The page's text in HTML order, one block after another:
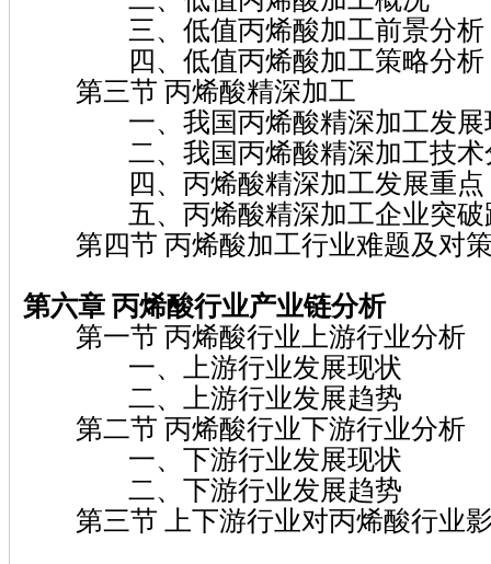
三、低值丙烯酸加工前景分析
四、低值丙烯酸加工策略分析
第三节 丙烯酸精深加工
一、我国丙烯酸精深加工发展
二、我国丙烯酸精深加工技术
四、丙烯酸精深加工发展重点
五、丙烯酸精深加工企业突破
第四节 丙烯酸加工行业难题及对
第六章 丙烯酸行业产业链分析
第一节 丙烯酸行业上游行业分析
一、上游行业发展现状
二、上游行业发展趋势
第二节 丙烯酸行业下游行业分析
一、下游行业发展现状
二、下游行业发展趋势
第三节 上下游行业对丙烯酸行业